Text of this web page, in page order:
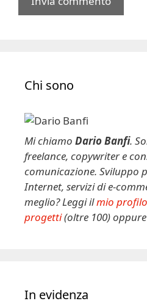
v
Chi sono
Mi chiamo Dario Banfi.
freelance, copywriter e
comunicazione. Sviluppo
Internet, servizi di e-
meglio? Leggi ilmio profilo
progetti(oltre 100) oppure
In evidenza